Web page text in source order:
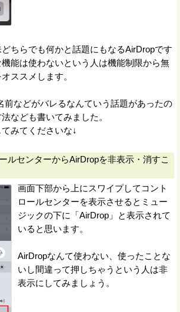
ちらでも何かと話題にもなるAirDropです
能は使わないという人は機能制限から無
ススメします。
前などがバレるなんていう話題があったの
なども書いてみました。
みてくださいな↓
ルセンターからAirDropを非表示・消すこ
画面下部から上にスワイプしてコント
ロールセンターを表示させるとミュー
ジックの下に「AirDrop」と表示されて
いると思います。
AirDropなんて使わない、使ったことな
いし間違って押しちゃうという人は非
表示にしてみましょう。